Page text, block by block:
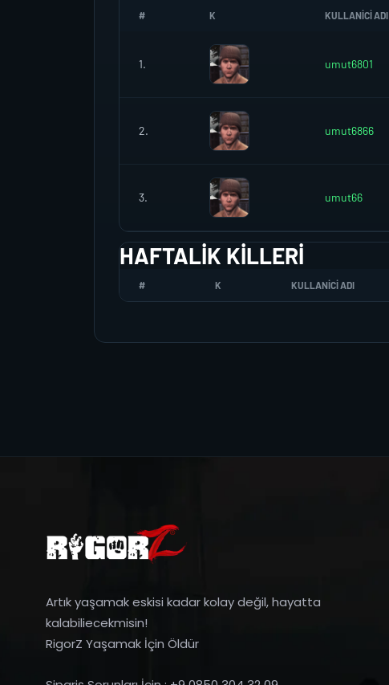
# K KULLANICI ADI
1. umut6801
2. umut6866
3. umut66
HAFTALIK KILLERI
# K KULLANICI ADI
Artık yaşamak eskisi kadar kolay değil, hayatta
kalabiliecekmisin!
RigorZ Yaşamak İçin Öldür